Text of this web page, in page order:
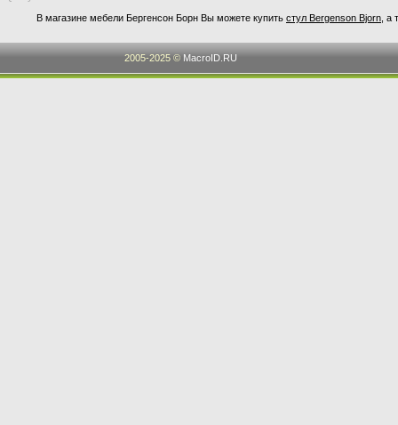
В магазине мебели Бергенсон Борн Вы можете купить стул Bergenson Bjorn ,
2005-2025 © MacroID.RU